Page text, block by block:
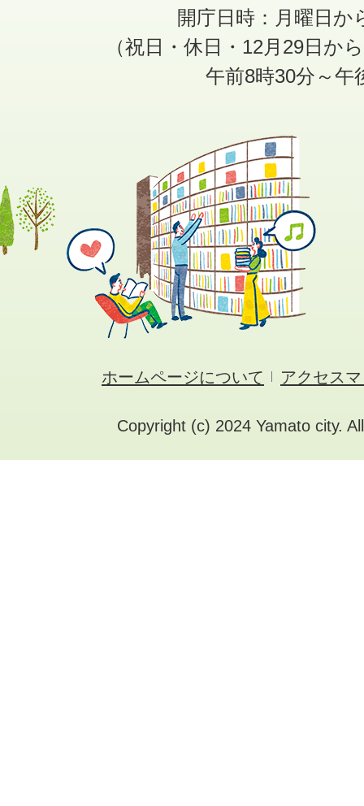
開庁日時：月曜日か
（祝日・休日・12月29日か
午前8時30分～午
ホームページについて アクセス
Copyright (c) 2024 Yamato city.